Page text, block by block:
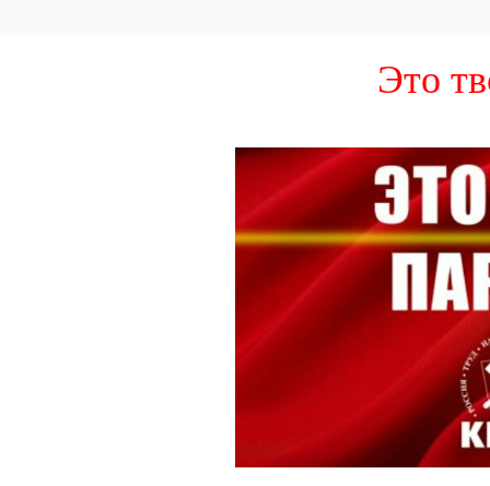
Это